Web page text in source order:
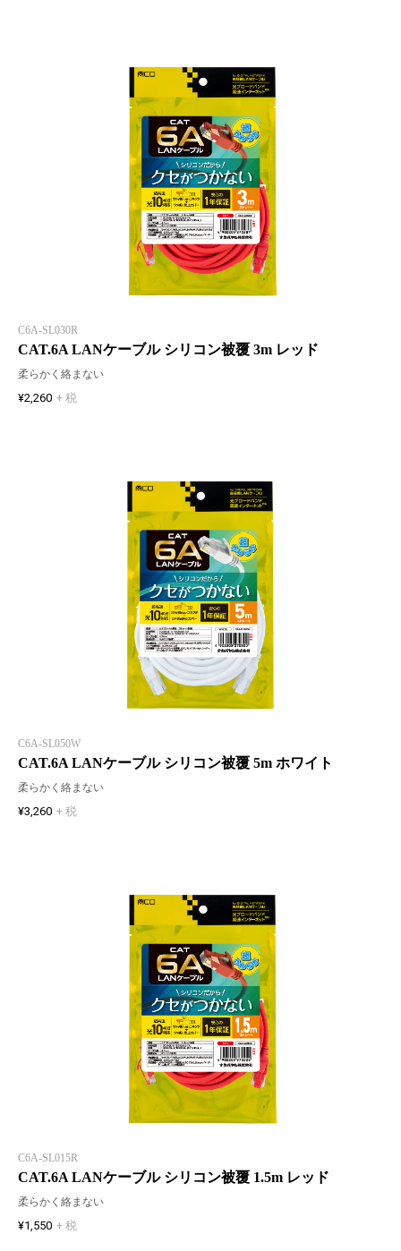
C6A-SL030R
CAT.6A LANケーブル シリコン被覆 3m レッド
柔らかく絡まない
¥2,260 + 税
C6A-SL050W
CAT.6A LANケーブル シリコン被覆 5m ホワイト
柔らかく絡まない
¥3,260 + 税
C6A-SL015R
CAT.6A LANケーブル シリコン被覆 1.5m レッド
柔らかく絡まない
¥1,550 + 税